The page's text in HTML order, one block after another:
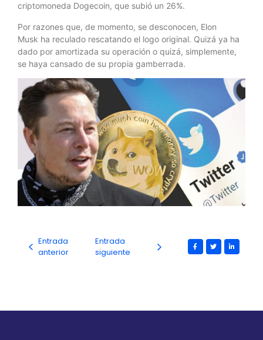
criptomoneda Dogecoin, que subió un 26%.
Por razones que, de momento, se desconocen, Elon
Musk ha reculado rescatando el logo original. Quizá ya ha
dado por amortizada su operación o quizá, simplemente,
se haya cansado de su propia gamberrada.
Entrada
anterior
Entrada
siguiente